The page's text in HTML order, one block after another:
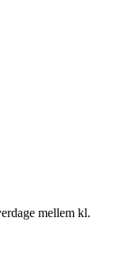
mellem kl.